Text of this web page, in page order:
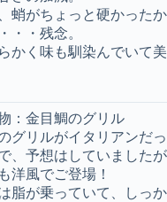
蛸がちょっと硬かったか
・・残念。
かく味も馴染んでいて美
：金目鯛のグリル
グリルがイタリアンだっ
、予想はしていましたが
洋風でご登場！
脂が乗っていて、しっか